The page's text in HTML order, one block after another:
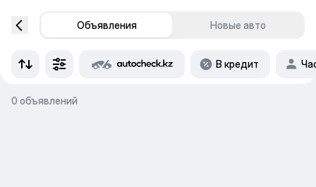
Объявления Новые авто
В кредит
0 объявлений